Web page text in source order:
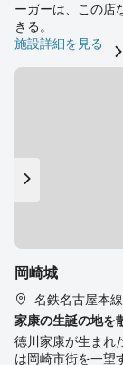
ーガーは、この店
きる。
施設詳細を見る
岡崎城
名鉄名古屋本
家康の生誕の地を
徳川家康が生まれ
は岡崎市街を一望